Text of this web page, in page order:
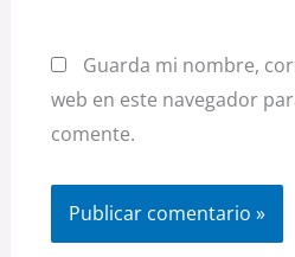
Guarda mi nombre,
web en este navegador
comente.